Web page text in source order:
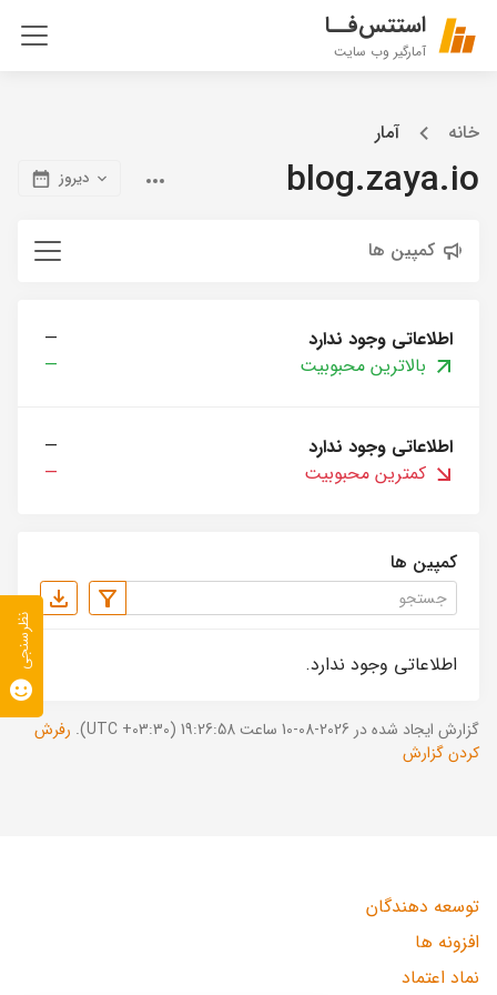
استتس‌فــا
آمارگیر وب سایت
خانه آمار
blog.zaya.io دیروز
کمپین ها
اطلاعاتی وجود ندارد
—
بالاترین محبوبیت
—
اطلاعاتی وجود ندارد
—
کمترین محبوبیت
—
کمپین ها
اطلاعاتی وجود ندارد.
گزارش ایجاد شده در 2026-08-10 ساعت 19:26:58 (UTC +03:30).
رفرش
کردن گزارش
توسعه دهندگان
افزونه ها
نماد اعتماد
نظرسنجی